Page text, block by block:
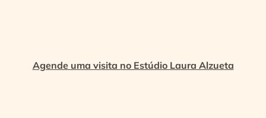
Agende uma visita no Estúdio Laura Alzueta